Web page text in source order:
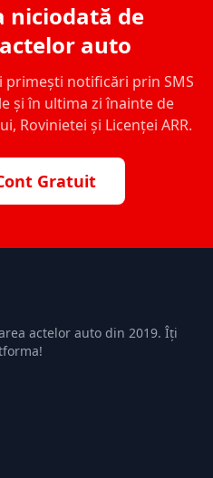
niciodată de
auto
primești notificări prin SMS
și în ultima zi înainte de
Rovinietei și Licenței ARR.
Gratuit
actelor auto din 2019. Îți